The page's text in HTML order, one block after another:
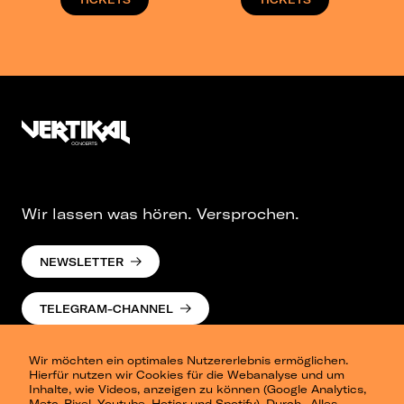
Wir möchten ein optimales Nutzererlebnis ermöglichen.
Hierfür nutzen wir Cookies für die Webanalyse und um
Inhalte, wie Videos, anzeigen zu können (Google Analytics,
Wir lassen was hören. Versprochen.
NEWSLETTER
TELEGRAM-CHANNEL